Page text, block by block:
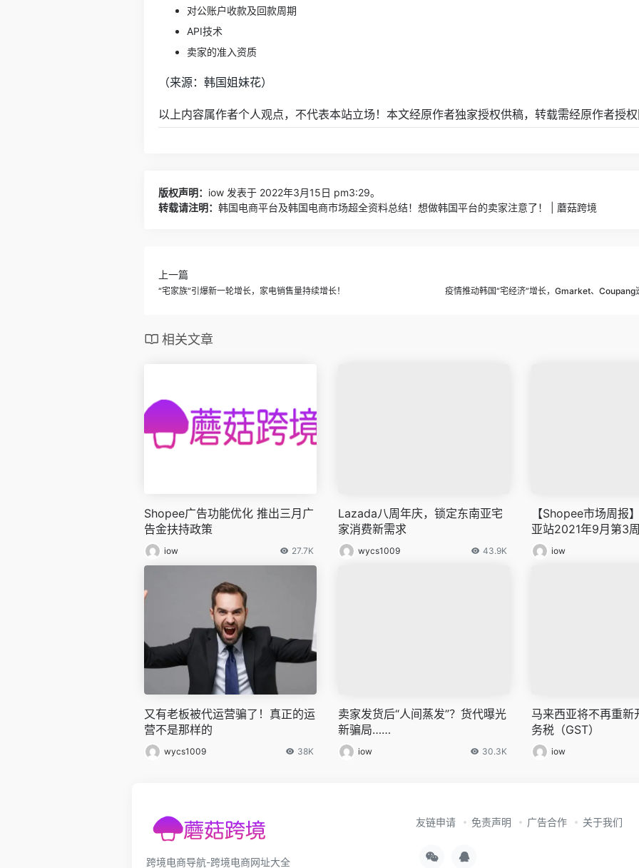
对公账户收款及回款周期
API技术
卖家的准入资质
（来源：韩国姐妹花）
以上内容属作者个人观点，不代表本站立场！本文经原作者独家授权供稿，转载需经原作者授
版权声明： iow 发表于 2022年3月15日 pm3:29。
转载请注明： 韩国电商平台及韩国电商市场超全资料总结！想做韩国平台的卖家注意了！ | 蘑菇跨境
上一篇
“宅家族”引爆新一轮增长，家电销售量持续增长！ 疫情推动韩国“宅经济”增长，Gmarket、Coupang
相关文章
Shopee广告功能优化 推出三月广
告金扶持政策
iow 27.7K
Lazada八周年庆，锁定东南亚宅
家消费新需求
wycs1009 43.9K
【Shopee市场周报
亚站2021年9月第3
iow
又有老板被代运营骗了！真正的运
营不是那样的
wycs1009 38K
卖家发货后“人间蒸发”？货代曝光
新骗局……
iow 30.3K
马来西亚将不再重新
务税（GST）
iow
跨境电商导航-跨境电商网址大全
友链申请 免责声明 广告合作 关于我们